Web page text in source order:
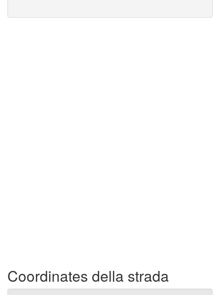
Coordinates della strada